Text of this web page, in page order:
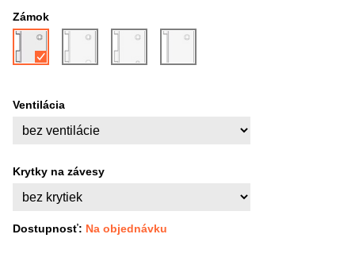
Zámok
Ventilácia
Krytky na závesy
Dostupnosť: Na objednávku